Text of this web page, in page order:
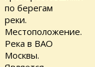
по берегам
реки.
Местоположение.
Река в ВАО
Москвы.